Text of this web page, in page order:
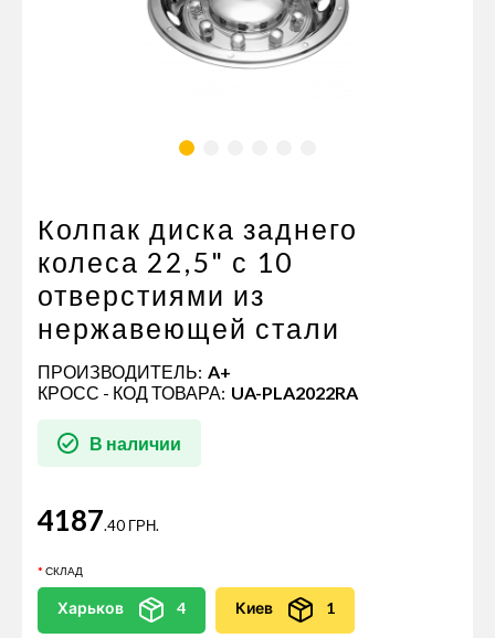
Стяжные ремни и тросы
Колпак диска заднего
колеса 22,5" с 10
отверстиями из
нержавеющей стали
ПРОИЗВОДИТЕЛЬ: A+
КРОСС - КОД ТОВАРА: UA-PLA2022RA
В наличии
4187.40 ГРН.
СКЛАД
Харьков 4 Киев 1